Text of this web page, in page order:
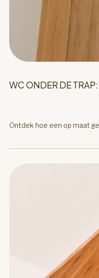
WC ONDER DE
Ontdek hoe een op maat